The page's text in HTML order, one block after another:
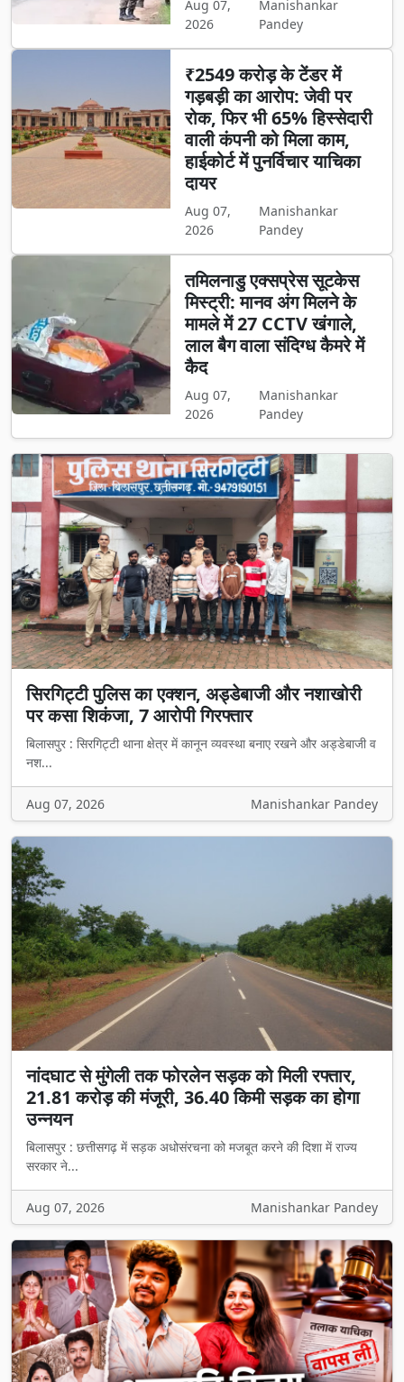
Aug 07,
2026
Manishankar
Pandey
₹2549 करोड़ के टेंडर में
गड़बड़ी का आरोप: जेवी पर
रोक, फिर भी 65% हिस्सेदारी
वाली कंपनी को मिला काम,
हाईकोर्ट में पुनर्विचार याचिका
दायर
Aug 07,
2026
Manishankar
Pandey
तमिलनाडु एक्सप्रेस सूटकेस
मिस्ट्री: मानव अंग मिलने के
मामले में 27 CCTV खंगाले,
लाल बैग वाला संदिग्ध कैमरे में
कैद
Aug 07,
2026
Manishankar
Pandey
सिरगिट्टी पुलिस का एक्शन, अड्डेबाजी और नशाखोरी
पर कसा शिकंजा, 7 आरोपी गिरफ्तार
बिलासपुर : सिरगिट्टी थाना क्षेत्र में कानून व्यवस्था बनाए रखने और अड्डेबाजी व
नश...
Aug 07, 2026 Manishankar Pandey
नांदघाट से मुंगेली तक फोरलेन सड़क को मिली रफ्तार,
21.81 करोड़ की मंजूरी, 36.40 किमी सड़क का होगा
उन्नयन
बिलासपुर : छत्तीसगढ़ में सड़क अधोसंरचना को मजबूत करने की दिशा में राज्य
सरकार ने...
Aug 07, 2026 Manishankar Pandey